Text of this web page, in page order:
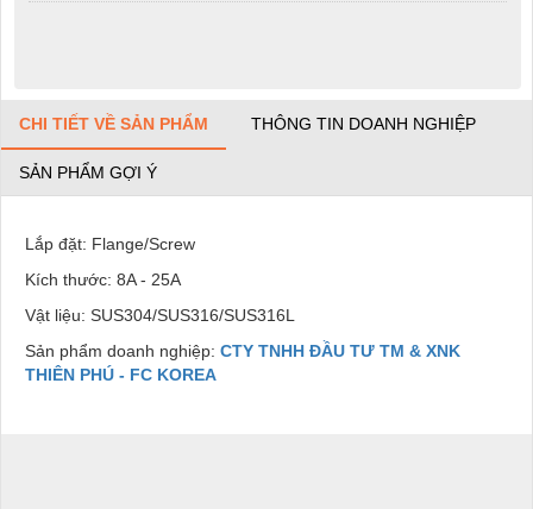
CHI TIẾT VỀ SẢN PHẨM THÔNG TIN DOANH NGHIỆP
SẢN PHẨM GỢI Ý
Lắp đặt: Flange/Screw
Kích thước: 8A - 25A
Vật liệu: SUS304/SUS316/SUS316L
Sản phẩm doanh nghiệp: CTY TNHH ĐẦU TƯ TM & XNK
THIÊN PHÚ - FC KOREA